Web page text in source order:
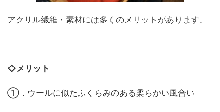
アクリル繊維・素材には多くのメリットがあります。
◇メリット
①．ウールに似たふくらみのある柔らかい風合い